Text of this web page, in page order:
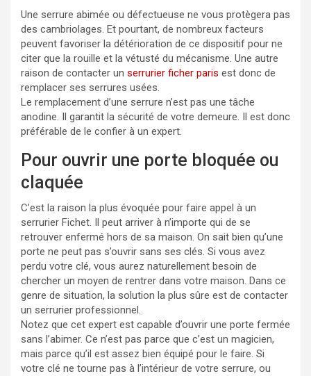
Une serrure abimée ou défectueuse ne vous protègera pas
des cambriolages. Et pourtant, de nombreux facteurs
peuvent favoriser la détérioration de ce dispositif pour ne
citer que la rouille et la vétusté du mécanisme. Une autre
raison de contacter un serrurier ficher paris est donc de
remplacer ses serrures usées.
Le remplacement d’une serrure n’est pas une tâche
anodine. Il garantit la sécurité de votre demeure. Il est donc
préférable de le confier à un expert.
Pour ouvrir une porte bloquée ou
claquée
C’est la raison la plus évoquée pour faire appel à un
serrurier Fichet. Il peut arriver à n’importe qui de se
retrouver enfermé hors de sa maison. On sait bien qu’une
porte ne peut pas s’ouvrir sans ses clés. Si vous avez
perdu votre clé, vous aurez naturellement besoin de
chercher un moyen de rentrer dans votre maison. Dans ce
genre de situation, la solution la plus sûre est de contacter
un serrurier professionnel.
Notez que cet expert est capable d’ouvrir une porte fermée
sans l’abimer. Ce n’est pas parce que c’est un magicien,
mais parce qu’il est assez bien équipé pour le faire. Si
votre clé ne tourne pas à l’intérieur de votre serrure, ou